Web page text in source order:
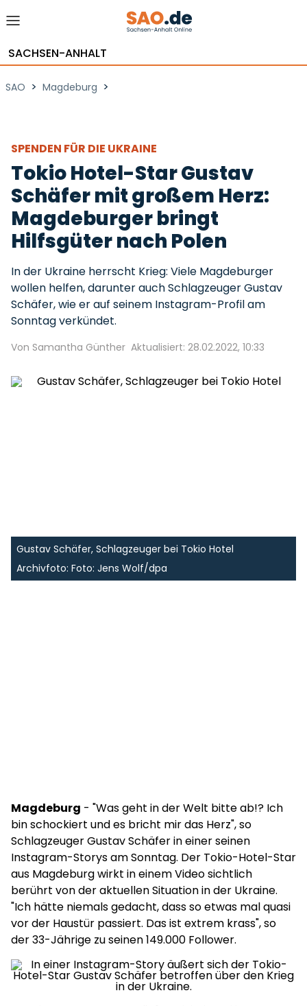
SACHSEN-ANHALT
SAO > Magdeburg >
SPENDEN FÜR DIE UKRAINE
Tokio Hotel-Star Gustav
Schäfer mit großem Herz:
Magdeburger bringt
Hilfsgüter nach Polen
In der Ukraine herrscht Krieg: Viele Magdeburger
wollen helfen, darunter auch Schlagzeuger Gustav
Schäfer, wie er auf seinem Instagram-Profil am
Sonntag verkündet.
Von Samantha Günther Aktualisiert: 28.02.2022, 10:33
Gustav Schäfer, Schlagzeuger bei Tokio Hotel
Archivfoto: Foto: Jens Wolf/dpa
Magdeburg - "Was geht in der Welt bitte ab!? Ich
bin schockiert und es bricht mir das Herz", so
Schlagzeuger Gustav Schäfer in einer seinen
Instagram-Storys am Sonntag. Der Tokio-Hotel-Star
aus Magdeburg wirkt in einem Video sichtlich
berührt von der aktuellen Situation in der Ukraine.
"Ich hätte niemals gedacht, dass so etwas mal quasi
vor der Haustür passiert. Das ist extrem krass", so
der 33-Jährige zu seinen 149.000 Follower.